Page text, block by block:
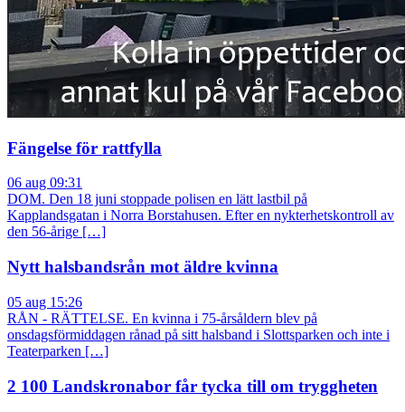
Fängelse för rattfylla
06 aug 09:31
DOM. Den 18 juni stoppade polisen en lätt lastbil på
Kapplandsgatan i Norra Borstahusen. Efter en nykterhetskontroll av
den 56-årige […]
Nytt halsbandsrån mot äldre kvinna
05 aug 15:26
RÅN - RÄTTELSE. En kvinna i 75-årsåldern blev på
onsdagsförmiddagen rånad på sitt halsband i Slottsparken och inte i
Teaterparken […]
2 100 Landskronabor får tycka till om tryggheten